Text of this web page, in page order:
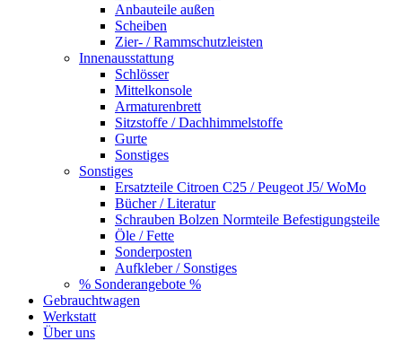
Anbauteile außen
Scheiben
Zier- / Rammschutzleisten
Innenausstattung
Schlösser
Mittelkonsole
Armaturenbrett
Sitzstoffe / Dachhimmelstoffe
Gurte
Sonstiges
Sonstiges
Ersatzteile Citroen C25 / Peugeot J5/ WoMo
Bücher / Literatur
Schrauben Bolzen Normteile Befestigungsteile
Öle / Fette
Sonderposten
Aufkleber / Sonstiges
% Sonderangebote %
Gebrauchtwagen
Werkstatt
Über uns